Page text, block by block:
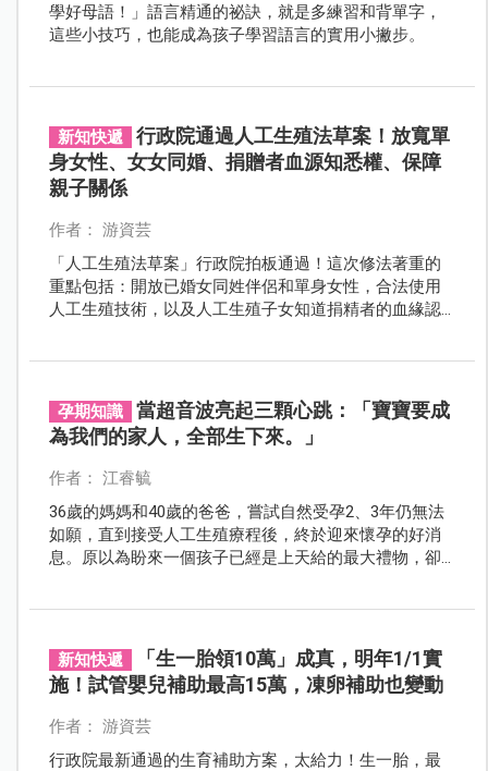
學好母語！」語言精通的祕訣，就是多練習和背單字，
這些小技巧，也能成為孩子學習語言的實用小撇步。
新知快遞
行政院通過人工生殖法草案！放寬單
身女性、女女同婚、捐贈者血源知悉權、保障
親子關係
作者： 游資芸
「人工生殖法草案」行政院拍板通過！這次修法著重的
重點包括：開放已婚女同姓伴侶和單身女性，合法使用
人工生殖技術，以及人工生殖子女知道捐精者的血緣認
孕期知識
當超音波亮起三顆心跳：「寶寶要成
為我們的家人，全部生下來。」
作者： 江睿毓
36歲的媽媽和40歲的爸爸，嘗試自然受孕2、3年仍無法
如願，直到接受人工生殖療程後，終於迎來懷孕的好消
息。原以為盼來一個孩子已經是上天給的最大禮物，卻
新知快遞
「生一胎領10萬」成真，明年1/1實
施！試管嬰兒補助最高15萬，凍卵補助也變動
作者： 游資芸
行政院最新通過的生育補助方案，太給力！生一胎，最